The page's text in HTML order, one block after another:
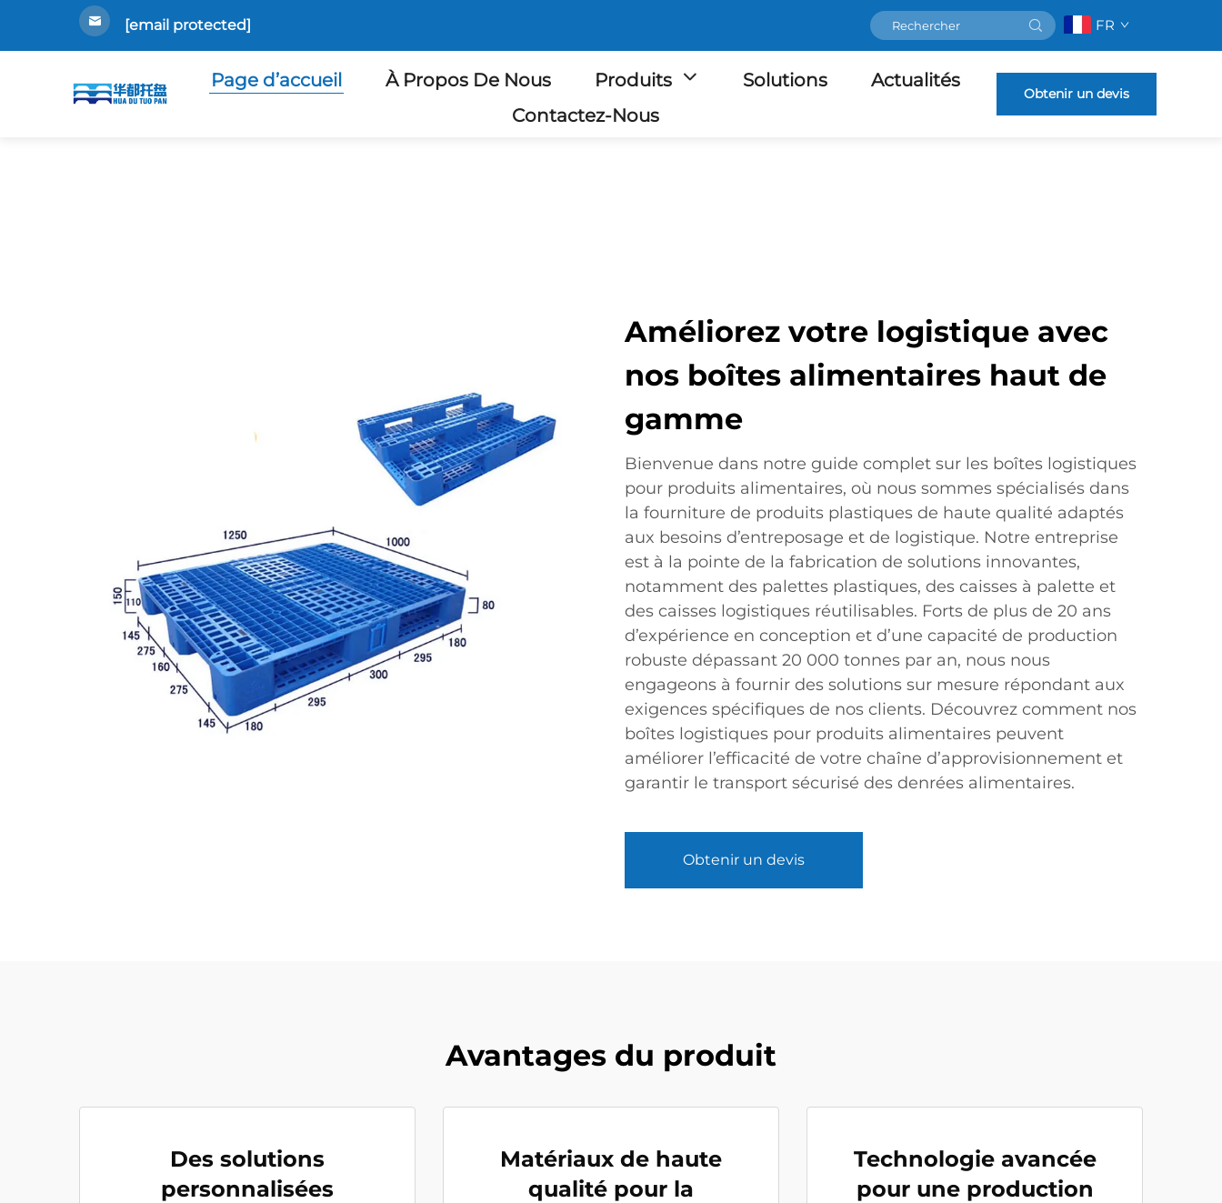
[email protected] FR
Page d’accueil À Propos De Nous Produits Solutions
Actualités
Contactez-Nous
Obtenir un devis
Améliorez votre logistique avec
nos boîtes alimentaires haut de
gamme
Bienvenue dans notre guide complet sur les boîtes logistiques
pour produits alimentaires, où nous sommes spécialisés dans
la fourniture de produits plastiques de haute qualité adaptés
aux besoins d’entreposage et de logistique. Notre entreprise
est à la pointe de la fabrication de solutions innovantes,
notamment des palettes plastiques, des caisses à palette et
des caisses logistiques réutilisables. Forts de plus de 20 ans
d’expérience en conception et d’une capacité de production
robuste dépassant 20 000 tonnes par an, nous nous
engageons à fournir des solutions sur mesure répondant aux
exigences spécifiques de nos clients. Découvrez comment nos
boîtes logistiques pour produits alimentaires peuvent
améliorer l’efficacité de votre chaîne d’approvisionnement et
garantir le transport sécurisé des denrées alimentaires.
Obtenir un devis
Avantages du produit
Des solutions
personnalisées
Matériaux de haute
qualité pour la
Technologie avancée
pour une production